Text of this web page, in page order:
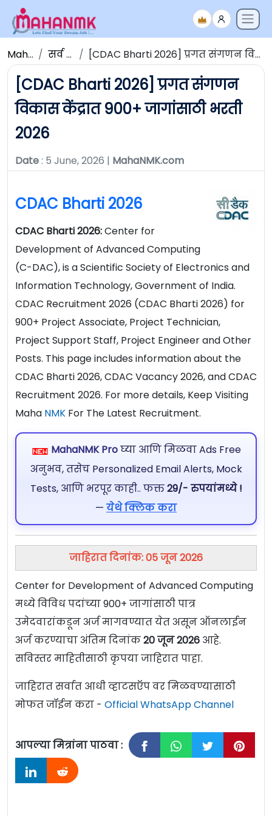
Maha NMK सर्व जाहिराती [CDAC Bharti 2026] प्रगत संगणन विकास केंद्रात 900+ जागांसाठी भरती 2026
[CDAC Bharti 2026] प्रगत संगणन
विकास केंद्रात 900+ जागांसाठी भरती
2026
Date: 5 June, 2026 | MahaNMK.com
CDAC Bharti 2026
CDAC Bharti 2026:Center for
Development of Advanced Computing
(C-DAC), is a Scientific Society of Electronics and
Information Technology, Government of India.
CDAC Recruitment 2026 (CDAC Bharti 2026) for
900+ Project Associate, Project Technician,
Project Support Staff, Project Engineer and Other
Posts. This page includes information about the
CDAC Bharti 2026, CDAC Vacancy 2026, and CDAC
Recruitment 2026. For more details, Keep Visiting
Maha NMK For The Latest Recruitment.
MahaNMK Proघ्या आणि मिळवा Ads Free
अनुभव, तसेच Personalized Email Alerts, Mock
Tests, आणि भरपूर काही.. फक्त29/- रुपयांमध्ये !
— येथे क्लिक करा
जाहिरात दिनांक: 05 जून 2026
Center for Development of Advanced Computing
मध्ये विविध पदांच्या 900+ जागांसाठी पात्र
उमेदवारांकडून अर्ज मागवण्यात येत असून ऑनलाईन
अर्ज करण्याचा अंतिम दिनांक20 जून 2026 आहे.
सविस्तर माहितीसाठी कृपया जाहिरात पाहा.
जाहिरात सर्वात आधी व्हाटसऍप वर मिळवण्यासाठी
मोफत जॉईन करा - Official WhatsApp Channel
आपल्या मित्रांना पाठवा :